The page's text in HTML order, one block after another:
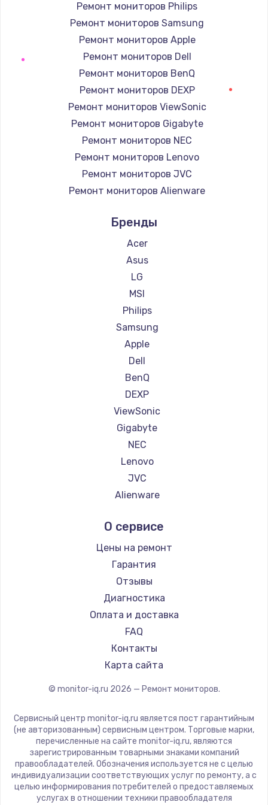
Ремонт мониторов Philips
Ремонт мониторов Samsung
Ремонт мониторов Apple
Ремонт мониторов Dell
Ремонт мониторов BenQ
Ремонт мониторов DEXP
Ремонт мониторов ViewSonic
Ремонт мониторов Gigabyte
Ремонт мониторов NEC
Ремонт мониторов Lenovo
Ремонт мониторов JVC
Ремонт мониторов Alienware
Ремонт мониторов Thunderobot
Ремонт мониторов Hisense
Ремонт мониторов АОС
Ремонт мониторов Ardor
Ремонт мониторов Machenike
Ремонт мониторов iru
Ремонт мониторов Titan Army
Ремонт мониторов iFFALCON
Ремонт мониторов Dahua
Бренды
Acer
Asus
LG
MSI
Philips
Samsung
Apple
Dell
BenQ
DEXP
ViewSonic
Gigabyte
NEC
Lenovo
JVC
Alienware
Thunderobot
Hisense
АОС
Ardor
Machenike
iru
Titan Army
iFFALCON
Dahua
О сервисе
Цены на ремонт
Гарантия
Отзывы
Диагностика
Оплата и доставка
FAQ
Контакты
Карта сайта
© monitor-iq.ru 2026 — Ремонт мониторов.
Сервисный центр monitor-iq.ru является пост гарантийным
(не авторизованным) сервисным центром. Торговые марки,
перечисленные на сайте monitor-iq.ru, являются
зарегистрированным товарными знаками компаний
правообладателей. Обозначения используется не с целью
индивидуализации соответствующих услуг по ремонту, а с
целью информирования потребителей о предоставляемых
услугах в отношении техники правообладателя